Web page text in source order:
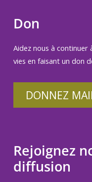
Don
Aidez nous à continuer
vies en faisant un don
DONNEZ
Rejoignez
diffusion